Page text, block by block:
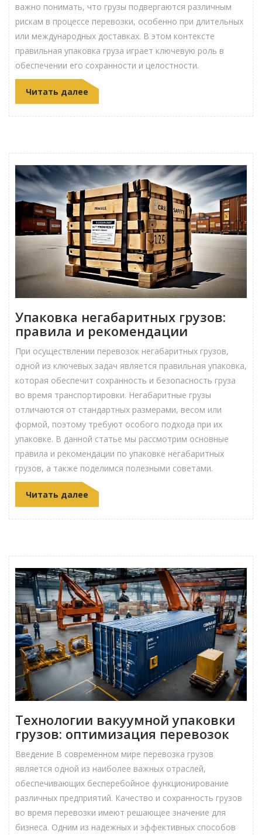
важно понимать, что грузы подвергаются различным
рискам в процессе перевозки, особенно при длительных
или международных доставках. В этом контексте
правильная упаковка груза играет ключевую роль в
обеспечении его сохранности и целостности.
Читать далее
Упаковка негабаритных грузов:
правила и рекомендации
При осуществлении перевозок негабаритных грузов,
одной из ключевых задач является правильная упаковка,
которая обеспечит сохранность и безопасность груза
во время транспортировки. Негабаритные грузы
отличаются от стандартных размерами, весом или
формой, поэтому требуют особого подхода при их
упаковке. В данной статье мы рассмотрим основные
правила и рекомендации по упаковке негабаритных
грузов, а также поделимся полезными советами.
Читать далее
Технологии вакуумной упаковки
грузов: оптимизация перевозок
Введение В современном мире перевозка грузов
является одной из наиболее важных отраслей,
обеспечивающих бесперебойное функционирование
различных предприятий. Качество и сохранность грузов
во время перевозки имеют решающее значение для
бизнеса. Одним из надежных и эффективных способов